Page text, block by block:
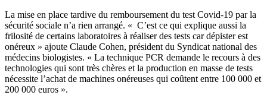
La mise en place tardive du remboursement du test Covid-19 par la
sécurité sociale n’a rien arrangé. « C’est ce qui explique aussi la
frilosité de certains laboratoires à réaliser des tests car dépister est
onéreux » ajoute Claude Cohen, président du Syndicat national des
médecins biologistes. « La technique PCR demande le recours à des
technologies qui sont très chères et la production en masse de tests
nécessite l’achat de machines onéreuses qui coûtent entre 100 000 et
200 000 euros ».